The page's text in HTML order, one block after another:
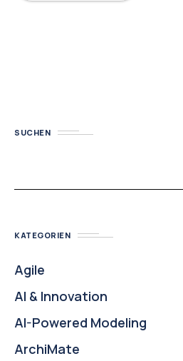
SUCHEN
KATEGORIEN
Agile
AI & Innovation
AI-Powered Modeling
ArchiMate